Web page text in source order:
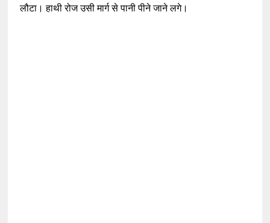
लौटा। हाथी रोज उसी मार्ग से पानी पीने जाने लगे।